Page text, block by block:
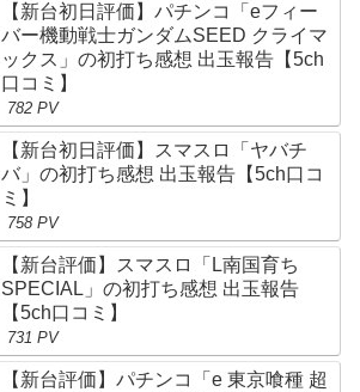
【新台初日評価】パチンコ「eフィー
バー機動戦士ガンダムSEED クライマ
ックス」の初打ち感想 出玉報告【5ch
口コミ】
782 PV
【新台初日評価】スマスロ「ヤバチ
バ」の初打ち感想 出玉報告【5ch口コ
ミ】
758 PV
【新台評価】スマスロ「L南国育ち
SPECIAL」の初打ち感想 出玉報告
【5ch口コミ】
731 PV
【新台評価】パチンコ「e 東京喰種 超